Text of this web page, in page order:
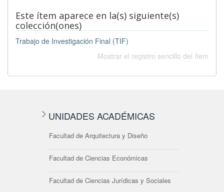
Este ítem aparece en la(s) siguiente(s)
colección(ones)
Trabajo de Investigación Final (TIF)
Mostrar el registro sencillo del ítem
UNIDADES ACADÉMICAS
Facultad de Arquitectura y Diseño
Facultad de Ciencias Económicas
Facultad de Ciencias Jurídicas y Sociales